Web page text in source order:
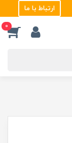
ارتباط با ما
0